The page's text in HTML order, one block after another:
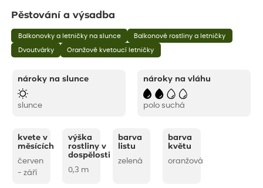
Pěstování a výsadba
Balkonovky a letničky na slunce Balkonové rostliny a letničky
Dvoutvárky Oranžově kvetoucí letničky
nároky na slunce
slunce
nároky na vláhu
polo suchá
kvete v
měsících
červen
- září
výška
rostliny v
dospělosti
0,3 m
barva
listu
zelená
barva
květu
oranžová